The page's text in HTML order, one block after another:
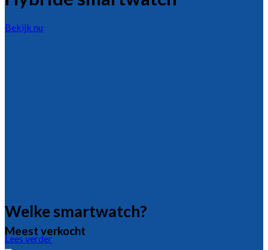
Bekijk nu
Welke smartwatch?
Lees verder
Meest verkocht